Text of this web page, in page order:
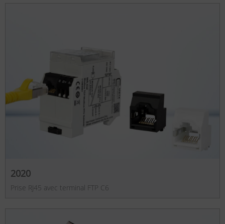
2020
Prise RJ45 avec terminal FTP C6